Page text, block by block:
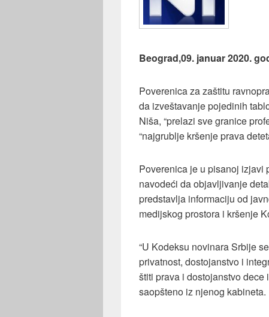
Beograd,09. januar 2020.
Poverenica za zaštitu
da izveštavanje pojedinih
Niša, “prelazi sve granice
“najgrublje kršenje prava
Poverenica je u pisanoj izjavi
navodeći da objavljivanje
predstavlja informaciju od
medijskog prostora i kršenje
“U Kodeksu novinara Srbije
privatnost, dostojanstvo i
štiti prava i dostojanstvo dece
saopšteno iz njenog kabineta.